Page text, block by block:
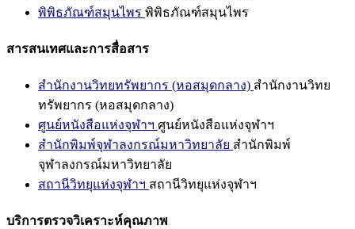
พิพิธภัณฑ์สมุนไพร พิพิธภัณฑ์สมุนไพร
สารสนเทศและการสื่อสาร
สำนักงานวิทยทรัพยากร (หอสมุดกลาง) สำนักงานวิทย
ทรัพยากร (หอสมุดกลาง)
ศูนย์หนังสือแห่งจุฬาฯ ศูนย์หนังสือแห่งจุฬาฯ
สำนักพิมพ์จุฬาลงกรณ์มหาวิทยาลัย สำนักพิมพ์
จุฬาลงกรณ์มหาวิทยาลัย
สถานีวิทยุแห่งจุฬาฯ สถานีวิทยุแห่งจุฬาฯ
บริการตรวจวิเคราะห์คุณภาพ